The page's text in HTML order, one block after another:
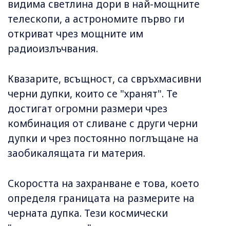
видима светлина дори в най-мощните
телескопи, а астрономите първо ги
откриват чрез мощните им
радиоизлъчвания.
Квазарите, всъщност, са свръхмасивни
черни дупки, които се "хранят". Те
достигат огромни размери чрез
комбинация от сливане с други черни
дупки и чрез постоянно поглъщане на
заобикалящата ги материя.
Скоростта на захранване е това, което
определя границата на размерите на
черната дупка. Тези космически